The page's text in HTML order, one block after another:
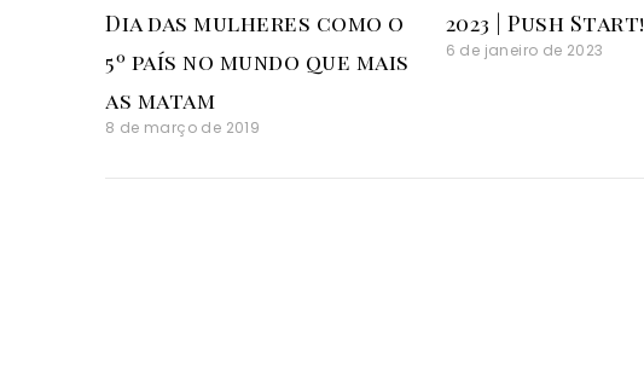
Dia das mulheres como o
5º país no mundo que mais
as matam
8 de março de 2019
2023 | Push Start!
6 de janeiro de 2023